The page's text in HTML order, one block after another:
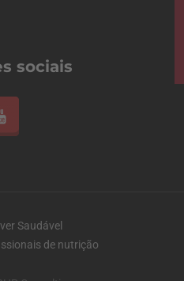
sociais
Saudável
de nutrição